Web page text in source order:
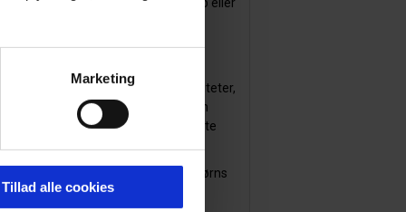
Marketing
Tillad alle cookies
ved hjælp af de økonomiske
negative og positive eksternaliteter,
ved en økonomisk aktivitet som
i form af tilskud eller afgifter. Dette
er den centrale aktivitet (f.eks. børns